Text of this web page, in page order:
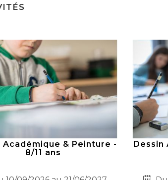
Académique & Peinture -
8/11 ans
Dessin